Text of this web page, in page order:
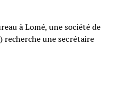
à Lomé, une société de
recherche une secrétaire